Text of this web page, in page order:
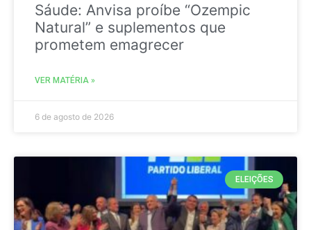
Sáude: Anvisa proíbe “Ozempic
Natural” e suplementos que
prometem emagrecer
VER MATÉRIA »
6 de agosto de 2026
ELEIÇÕES